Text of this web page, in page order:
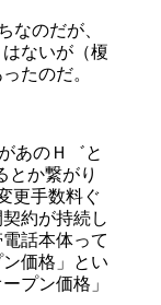
なのだが、
ないが（榎
たのだ。
あのＨ゛と
とか繋がり
更手数料ぐ
約が持続し
話本体って
価格」とい
プン価格」